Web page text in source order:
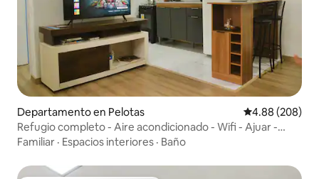
Departamento en Pelotas Calificación
4.88 (208)
Refugio completo - Aire acondicionado - Wifi - Ajuar -
Estacionamiento
Familiar · Espacios interiores · Baño